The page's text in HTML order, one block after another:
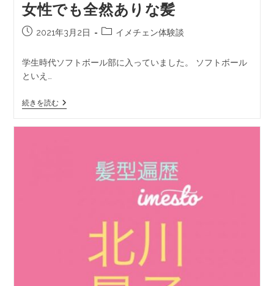
女性でも全然ありな髪
2021年3月2日 イメチェン体験談
学生時代ソフトボール部に入っていました。 ソフトボール
といえ…
続きを読む